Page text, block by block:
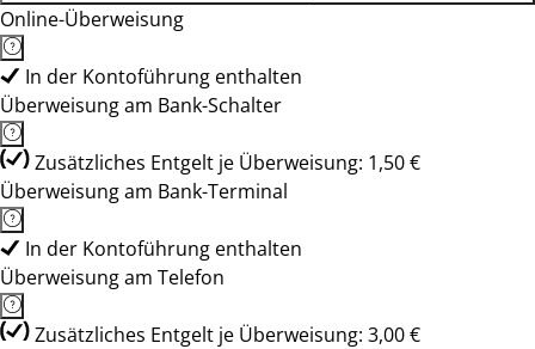
Online-Überweisung
In der Kontoführung enthalten
Überweisung am Bank-Schalter
Zusätzliches Entgelt je Überweisung: 1,50 €
Überweisung am Bank-Terminal
In der Kontoführung enthalten
Überweisung am Telefon
Zusätzliches Entgelt je Überweisung: 3,00 €